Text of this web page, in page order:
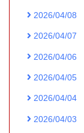
2026/04/08
2026/04/07
2026/04/06
2026/04/05
2026/04/04
2026/04/03